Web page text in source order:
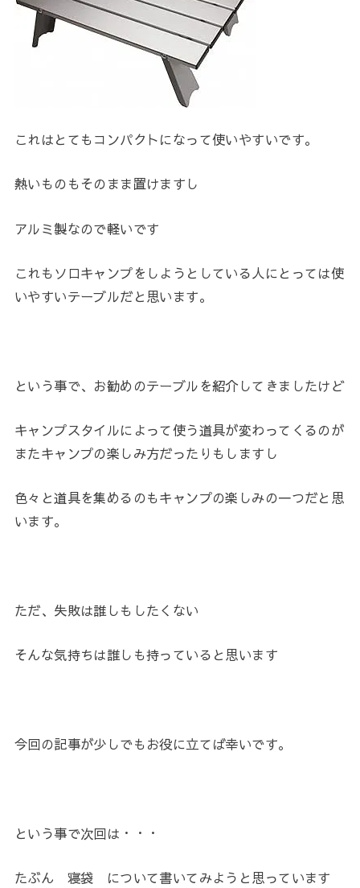
これはとてもコンパクトになって使いやすいです。
熱いものもそのまま置けますし
アルミ製なので軽いです
これもソロキャンプをしようとしている人にとっては使
いやすいテーブルだと思います。
という事で、お勧めのテーブルを紹介してきましたけど
キャンプスタイルによって使う道具が変わってくるのが
またキャンプの楽しみ方だったりもしますし
色々と道具を集めるのもキャンプの楽しみの一つだと思
います。
ただ、失敗は誰しもしたくない
そんな気持ちは誰しも持っていると思います
今回の記事が少しでもお役に立てば幸いです。
という事で次回は・・・
たぶん 寝袋 について書いてみようと思っています